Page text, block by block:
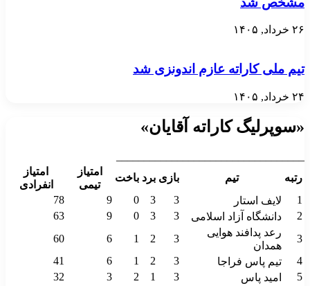
۲۶ خرداد, ۱۴۰۵
تیم ملی کاراته عازم اندونزی شد
۲۴ خرداد, ۱۴۰۵
«سوپرلیگ کاراته آقایان»
رتبه
تیم بازی برد باخت
امتیاز
تیمی
امتیاز
انفرادی
1
لایف استار 3
3
0
9
78
2
دانشگاه آزاد اسلامی 3
3
0
9
63
3
رعد پدافند هوایی
همدان
3
2
1
6
60
4
تیم پاس فراجا 3
2
1
6
41
5
امید پاس 3
1
2
3
32